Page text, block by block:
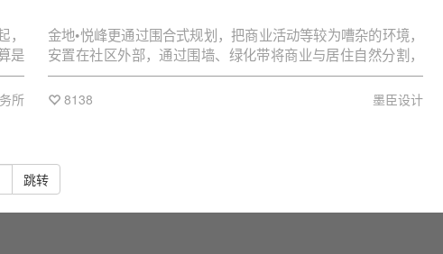
是
然
分
所
金地•悦峰更通过围合式规划，把商业活动等较为嘈杂的环境，
安置在社区外部，通过围墙、绿化带将商业与居住自然分割，
给居者一个更加安全、静谧的住区环境。
8138 墨臣设计
跳转